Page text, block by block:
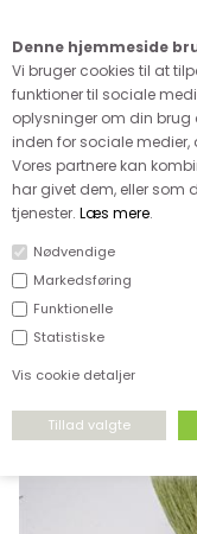
Denne hjemmeside
Vi bruger cookies til at
funktioner til sociale
oplysninger om din brug
inden for sociale
Vores partnere kan
har givet dem, eller som
tjenester. Læs mere.
Nødvendige
Markedsføring
Funktionelle
Statistiske
Vis cookie detaljer
FORSIDE›GARN›DIVERSE